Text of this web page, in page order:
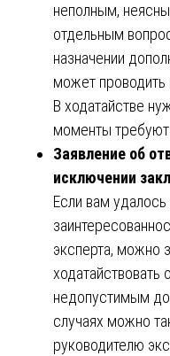
неполным,
отдельным
назначении
может проводить
В ходатайстве
моменты требуют
Заявление об
исключении
Если вам
эксперта, можно
ходатайствовать
недопустимым
случаях можно
руководителю